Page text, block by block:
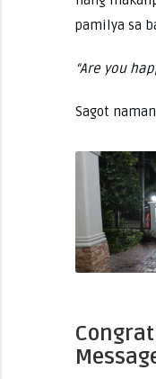
pamilya sa
“Are you
Sagot